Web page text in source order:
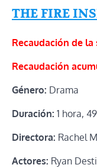
THE FIRE
Recaudación de la
Recaudación
Género: Drama
Duración: 1 hora,
Directora: Rachel
Actores: Ryan